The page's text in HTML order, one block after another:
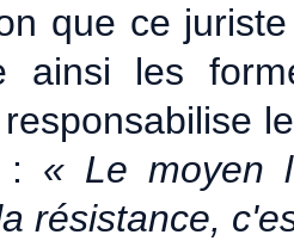
que ce
ainsi les
: « Le moyen
résistance,